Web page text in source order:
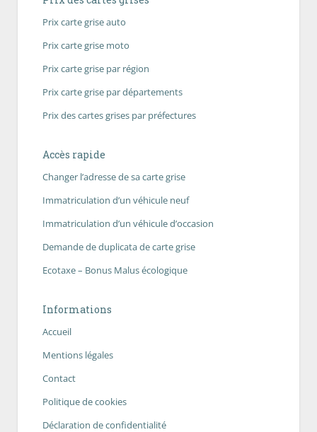
Prix carte grise auto
Prix carte grise moto
Prix carte grise par région
Prix carte grise par départements
Prix des cartes grises par préfectures
Accès rapide
Changer l’adresse de sa carte grise
Immatriculation d’un véhicule neuf
Immatriculation d’un véhicule d’occasion
Demande de duplicata de carte grise
Ecotaxe – Bonus Malus écologique
Informations
Accueil
Mentions légales
Contact
Politique de cookies
Déclaration de confidentialité